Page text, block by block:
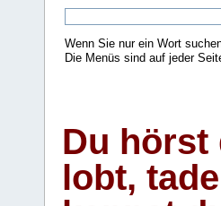
Wenn Sie nur ein Wort
Die Menüs sind auf jeder
Du hörst
lobt,